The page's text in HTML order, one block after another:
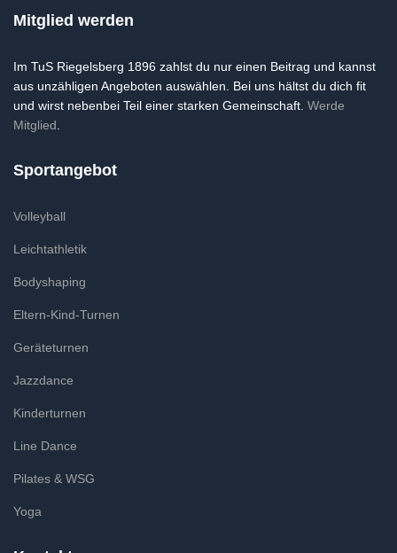
Mitglied werden
Im TuS Riegelsberg 1896 zahlst du nur einen Beitrag und kannst
aus unzähligen Angeboten auswählen. Bei uns hältst du dich fit
und wirst nebenbei Teil einer starken Gemeinschaft. Werde
Mitglied
Sportangebot
Volleyball
Leichtathletik
Bodyshaping
Eltern-Kind-Turnen
Geräteturnen
Jazzdance
Kinderturnen
Line Dance
Pilates & WSG
Yoga